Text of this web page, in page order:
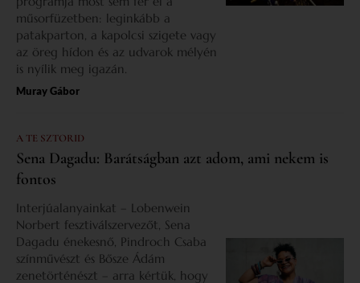
műsorfüzetben: leginkább a
patakparton, a kapolcsi szigete vagy
az öreg hídon és az udvarok mélyén
is nyílik meg igazán.
Muray Gábor
A TE SZTORID
Sena Dagadu: Barátságban azt adom, ami nekem is
fontos
Interjúalanyainkat – Lobenwein
Norbert fesztiválszervezőt, Sena
Dagadu énekesnő, Pindroch Csaba
színművészt és Bősze Ádám
zenetörténészt – arra kértük, hogy